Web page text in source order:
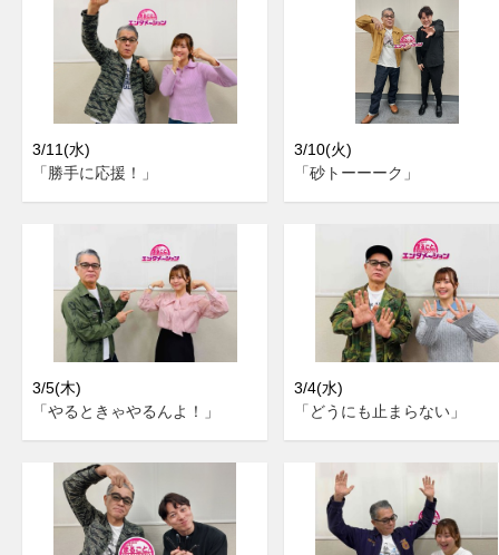
3/11(水)
「勝手に応援！」
3/10(火)
「砂トーーーク」
3/5(木)
「やるときゃやるんよ！」
3/4(水)
「どうにも止まらない」